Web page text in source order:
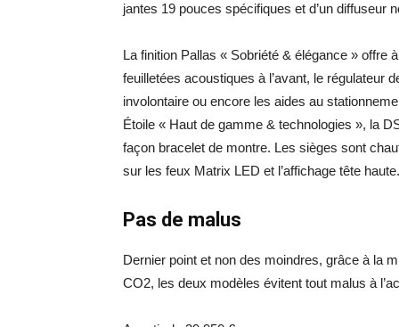
jantes 19 pouces spécifiques et d’un diffuseur
La finition Pallas « Sobriété & élégance » offre
feuilletées acoustiques à l’avant, le régulateur
involontaire ou encore les aides au
Étoile « Haut de gamme & technologies », la
façon bracelet de montre. Les sièges sont
sur les feux Matrix LED et l’affichage tête
Pas de malus
Dernier point et non des moindres, grâce à la
CO2, les deux modèles évitent tout malus à